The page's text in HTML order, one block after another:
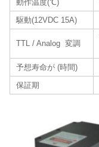
動作温度(℃)
駆動(12VDC 15A)
TTL / Analog 変調
予想寿命が (時間)
保証期